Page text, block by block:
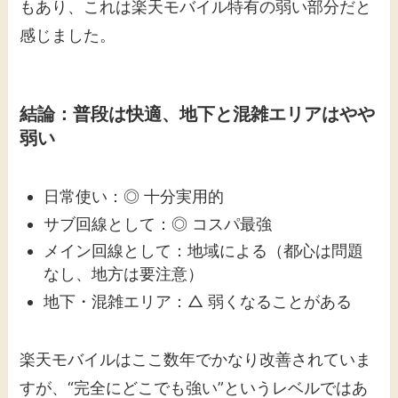
もあり、これは楽天モバイル特有の弱い部分だと
感じました。
結論：普段は快適、地下と混雑エリアはやや
弱い
日常使い：◎ 十分実用的
サブ回線として：◎ コスパ最強
メイン回線として：地域による（都心は問題
なし、地方は要注意）
地下・混雑エリア：△ 弱くなることがある
楽天モバイルはここ数年でかなり改善されていま
すが、“完全にどこでも強い”というレベルではあ